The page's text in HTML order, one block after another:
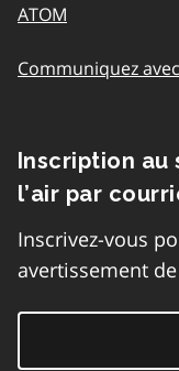
ATOM
Communiquez
Inscription au
l’air par
Inscrivez-vous
avertissement